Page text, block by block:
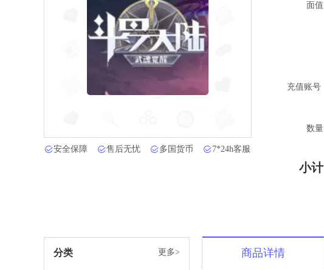
安全保障 售后无忧 多国货币 7*24h客服
面值
充值账号
数量
小计
分类 更多> 商品详情